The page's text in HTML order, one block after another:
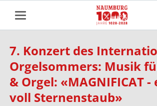
7. Konzert des
Orgelsommers: Musik
& Orgel: «MAGNIFICAT
voll Sternenstaub»